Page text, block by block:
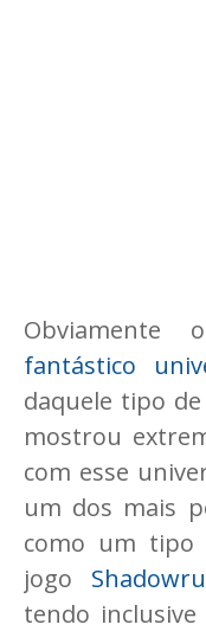
fantástico
daquele tipo
mostrou
com esse
um dos mais
como um tipo
jogo
tendo